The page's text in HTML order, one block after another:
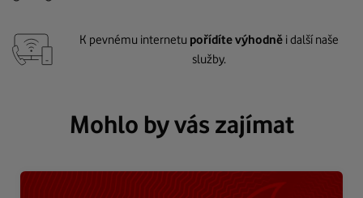
K pevnému internetu pořídíte výhodně i další naše
služby.
Mohlo by vás zajímat